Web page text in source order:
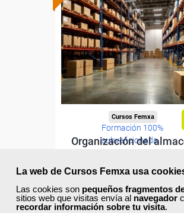
La web de Cursos Femxa usa
Las cookies son pequeños fragmentos
sitios web que visitas envía al navegador
recordar información sobre tu visita.
Formación 100%
subvencionada.
trabajadores y
Sector
-Transporte y Logística.
Cursos Femxa
Organización del
Curso Gratuito
30 horas